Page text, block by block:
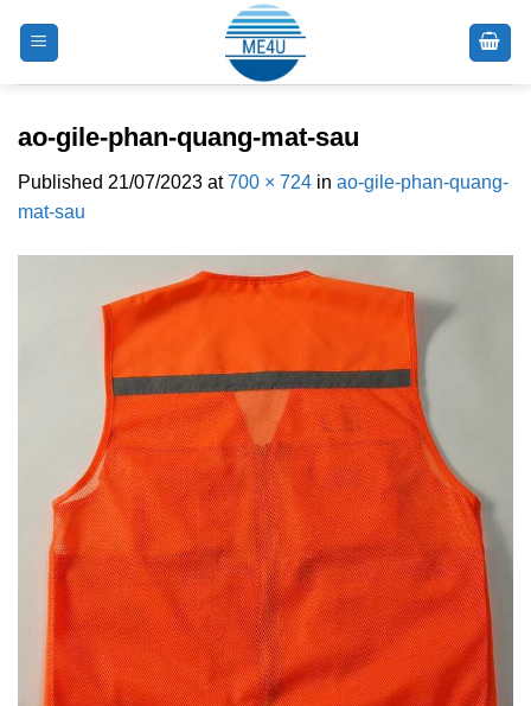
ao-gile-phan-quang-mat-sau
Published 21/07/2023 at700 × 724 in ao-gile-phan-quang-
mat-sau